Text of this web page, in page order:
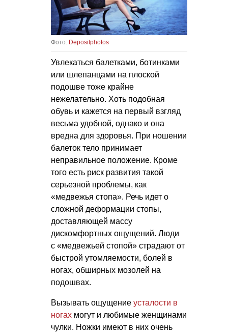
Фото: Depositphotos
Увлекаться балетками, ботинками
или шлепанцами на плоской
подошве тоже крайне
нежелательно. Хоть подобная
обувь и кажется на первый взгляд
весьма удобной, однако и она
вредна для здоровья. При ношении
балеток тело принимает
неправильное положение. Кроме
того есть риск развития такой
серьезной проблемы, как
«медвежья стопа». Речь идет о
сложной деформации стопы,
доставляющей массу
дискомфортных ощущений. Люди
с «медвежьей стопой» страдают от
быстрой утомляемости, болей в
ногах, обширных мозолей на
подошвах.
Вызывать ощущение усталости в
ногах могут и любимые женщинами
чулки. Ножки имеют в них очень